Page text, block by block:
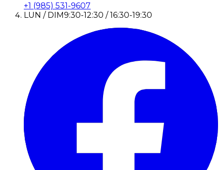
+1 (985) 531-9607
LUN / DIM9:30-12:30 / 16:30-19:30